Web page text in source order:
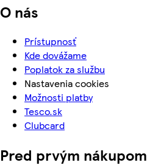
O nás
Prístupnosť
Kde dovážame
Poplatok za službu
Nastavenia cookies
Možnosti platby
Tesco.sk
Clubcard
Pred prvým nákupom